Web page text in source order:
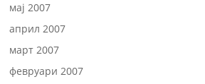
мај 2007
април 2007
март 2007
февруари 2007